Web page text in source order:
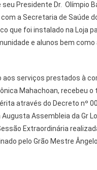
Presidente Dr. Olímpio
a Secretaria de Saúde
que foi instalado na Loja
e alunos bem como
aos serviços prestados à
Mahachoan, recebeu o
através do Decreto nº
Assembleia da Gr
Extraordinária
pelo Grão Mestre